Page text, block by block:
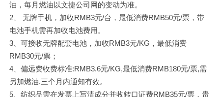
油，每月燃油以文捷公司网的变动为准。
2、 无牌手机，加收RMB3元/台，最低消费RMB50元/票，带
电池手机需再加收电池费用。
3、可接收无牌配套电池，加收RMB3元/KG，最低消费
RMB30元/票；
4、偏远费收费标准:RMB3.6元/KG,最低消费RMB180元/票,需
另加燃油.三个月内通知有效。
5、纺织品需在发票上写清成分并收转口证费RMB35元/票，贵